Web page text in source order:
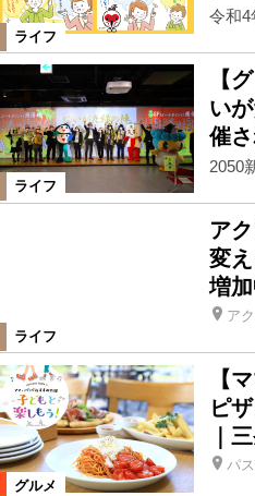
ライフ
令和4
ライフ
【
い
催
2050
ライフ
ア
変
増
ア
グルメ
【
ピ
｜
パ